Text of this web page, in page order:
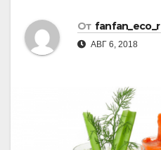
От fanfan_eco_r
АВГ 6, 2018